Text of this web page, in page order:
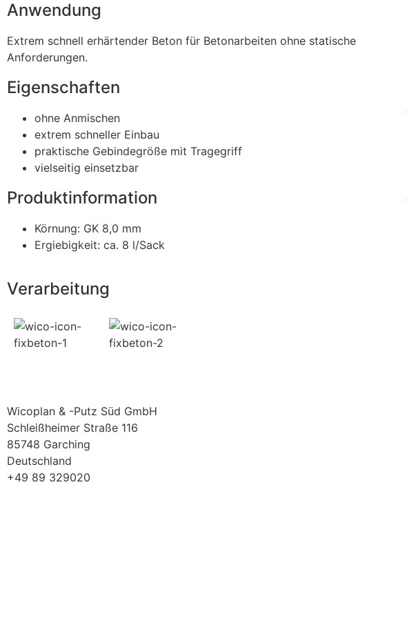
Anwendung
Extrem schnell erhärtender Beton für Betonarbeiten ohne statische
Anforderungen.
Eigenschaften
ohne Anmischen
extrem schneller Einbau
praktische Gebindegröße mit Tragegriff
vielseitig einsetzbar
Produktinformation
Körnung: GK 8,0 mm
Ergiebigkeit: ca. 8 l/Sack
Verarbeitung
Wicoplan & -Putz Süd GmbH
Schleißheimer Straße 116
85748 Garching
Deutschland
+49 89 329020